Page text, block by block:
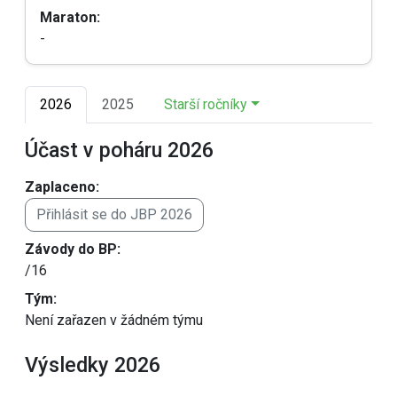
Maraton:
-
2026 2025 Starší ročníky
Účast v poháru 2026
Zaplaceno:
Přihlásit se do JBP 2026
Závody do BP:
/16
Tým:
Není zařazen v žádném týmu
Výsledky 2026